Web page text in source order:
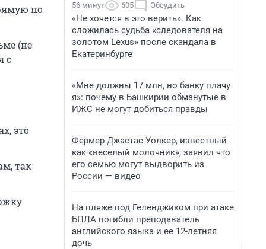
по
(не
с
это
так
56 минут 605 Обсудить
«Не хочется в это верить». Как
сложилась судьба «следователя на
золотом Lexus» после скандала в
Екатеринбурге
«Мне должны 17 млн, но банку плачу
я»: почему в Башкирии обманутые в
ИЖС не могут добиться правды
Фермер Джастас Уолкер, известный
как «веселый молочник», заявил что
его семью могут выдворить из
России — видео
На пляже под Геленджиком при атаке
БПЛА погибли преподаватель
английского языка и ее 12-летняя
дочь